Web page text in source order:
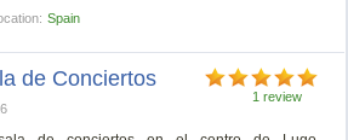
Spain
1 review
de Conciertos